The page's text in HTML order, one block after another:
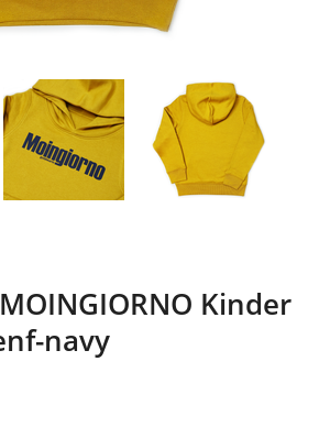
Kinder
navy